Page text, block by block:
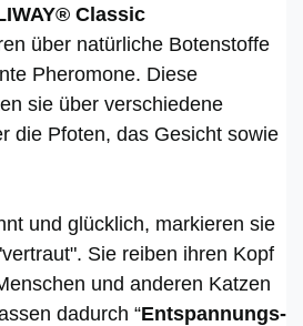
Classic
über natürliche Botenstoffe
Pheromone. Diese
sie über verschiedene
die Pfoten, das Gesicht sowie
und glücklich, markieren sie
Sie reiben ihren Kopf
und anderen Katzen
dadurch “Entspannungs-